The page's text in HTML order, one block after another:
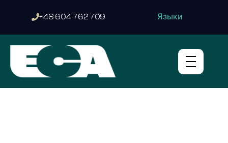
+48 604 762 709 Языки